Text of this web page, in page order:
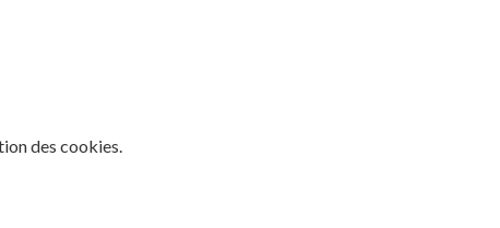
des cookies.